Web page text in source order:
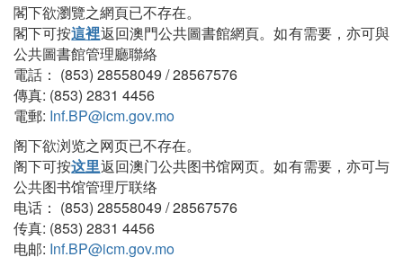
閣下欲瀏覽之網頁已不存在。
閣下可按這裡返回澳門公共圖書館網頁。如有需要，亦可與
公共圖書館管理廳聯絡
電話： (853) 28558049 / 28567576
傳真: (853) 2831 4456
電郵: Inf.BP@icm.gov.mo
阁下欲浏览之网页已不存在。
阁下可按这里返回澳门公共图书馆网页。如有需要，亦可与
公共图书馆管理厅联络
电话： (853) 28558049 / 28567576
传真: (853) 2831 4456
电邮: Inf.BP@icm.gov.mo